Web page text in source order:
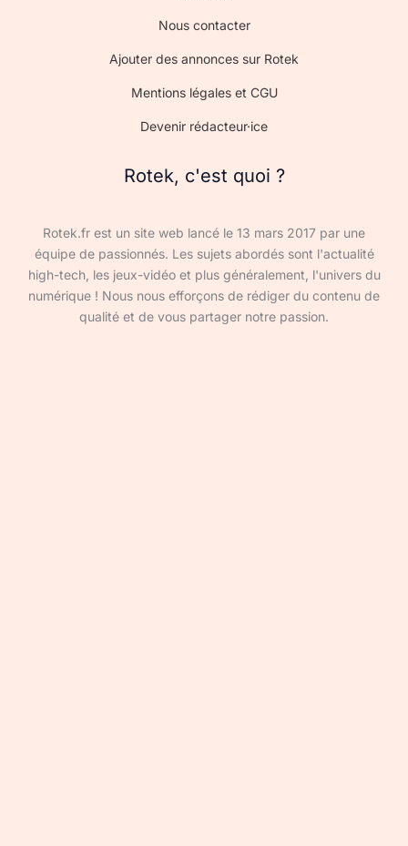
Nous contacter
Ajouter des annonces sur Rotek
Mentions légales et CGU
Devenir rédacteur·ice
Rotek, c'est quoi ?
Rotek.fr est un site web lancé le 13 mars 2017 par une
équipe de passionnés. Les sujets abordés sont l'actualité
high-tech, les jeux-vidéo et plus généralement, l'univers du
numérique ! Nous nous efforçons de rédiger du contenu de
qualité et de vous partager notre passion.